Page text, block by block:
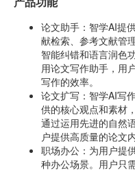
论文助手：智学AI提
献检索、参考文献管
智能纠错和语言润色
用论文写作助手，用
写作的效率。
论文扩写：智学AI写
供的核心观点和素材
通过运用先进的自然
户提供高质量的论文
职场办公：为用户提
种办公场景。用户只